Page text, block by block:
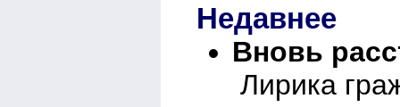
Недавнее
Вновь
Лирика